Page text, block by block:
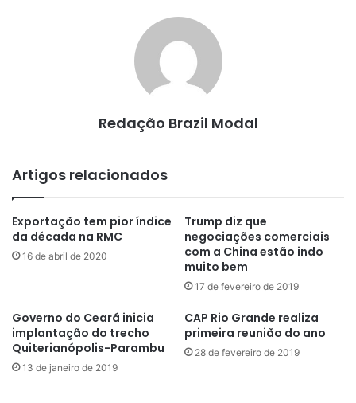
Redação Brazil Modal
Artigos relacionados
Exportação tem pior índice
da década na RMC
16 de abril de 2020
Trump diz que
negociações comerciais
com a China estão indo
muito bem
17 de fevereiro de 2019
Governo do Ceará inicia
implantação do trecho
Quiterianópolis-Parambu
13 de janeiro de 2019
CAP Rio Grande realiza
primeira reunião do ano
28 de fevereiro de 2019